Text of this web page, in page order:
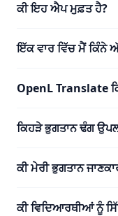
ਕੀ ਇਹ ਐਪ ਮੁਫ਼ਤ ਹੈ?
ਇੱਕ ਵਾਰ ਵਿੱਚ ਮੈਂ ਕਿੰਨੇ
OpenL Translate
ਕਿਹੜੇ ਭੁਗਤਾਨ ਢੰਗ
ਕੀ ਮੇਰੀ ਭੁਗਤਾਨ
ਕੀ ਵਿਦਿਆਰਥੀਆਂ ਨੂੰ